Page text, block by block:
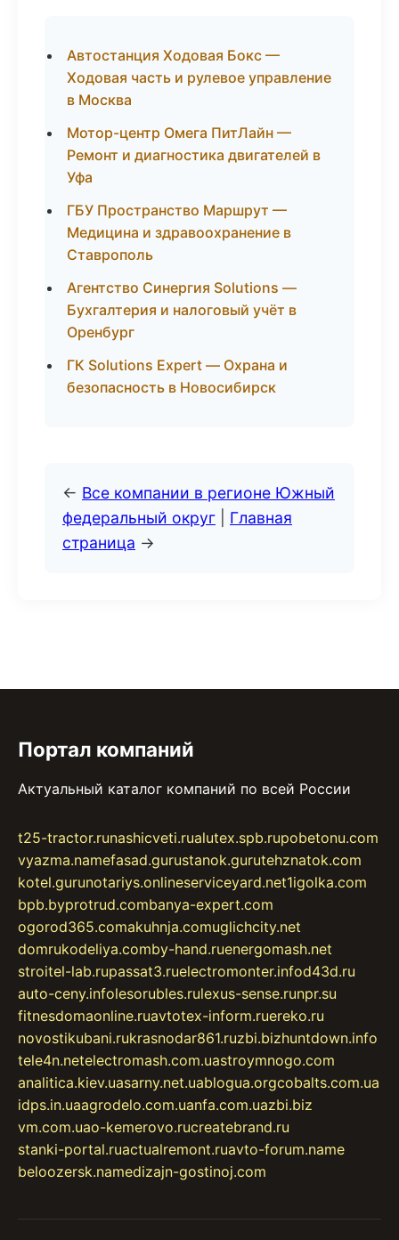
Автостанция Ходовая Бокс —
Ходовая часть и рулевое управление
в Москва
Мотор-центр Омега ПитЛайн —
Ремонт и диагностика двигателей в
Уфа
ГБУ Пространство Маршрут —
Медицина и здравоохранение в
Ставрополь
Агентство Синергия Solutions —
Бухгалтерия и налоговый учёт в
Оренбург
ГК Solutions Expert — Охрана и
безопасность в Новосибирск
← Все компании в регионе Южный
федеральный округ
Главная
страница →
Портал компаний
Актуальный каталог компаний по всей России
t25-tractor.runashicveti.rualutex.spb.rupobetonu.com
vyazma.namefasad.gurustanok.gurutehznatok.com
kotel.gurunotariys.onlineserviceyard.net1igolka.com
bpb.byprotrud.combanya-expert.com
ogorod365.comakuhnja.comuglichcity.net
domrukodeliya.comby-hand.ruenergomash.net
stroitel-lab.rupassat3.ruelectromonter.infod43d.ru
auto-ceny.infolesorubles.rulexus-sense.runpr.su
fitnesdomaonline.ruavtotex-inform.ruereko.ru
novostikubani.rukrasnodar861.ruzbi.bizhuntdown.info
tele4n.netelectromash.com.uastroymnogo.com
analitica.kiev.uasarny.net.uablogua.orgcobalts.com.ua
idps.in.uaagrodelo.com.uanfa.com.uazbi.biz
vm.com.uao-kemerovo.rucreatebrand.ru
stanki-portal.ruactualremont.ruavto-forum.name
beloozersk.namedizajn-gostinoj.com